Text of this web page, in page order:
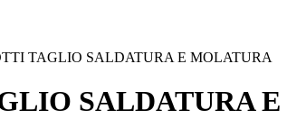
TAGLIO SALDATURA E MOLATURA
SALDATURA